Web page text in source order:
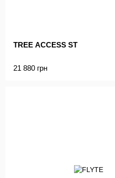
TREE ACCESS ST
21 880 грн